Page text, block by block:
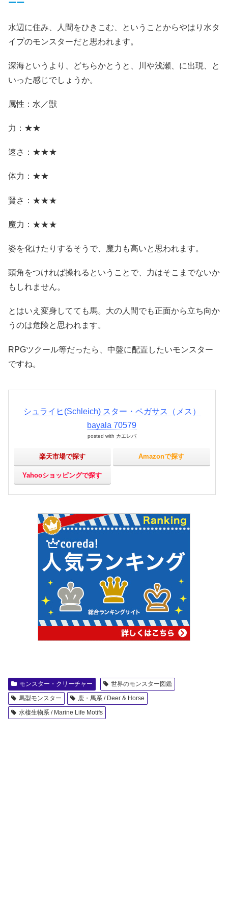
ーー
水辺に住み、人間をひきこむ、ということからやはり水タ
イプのモンスターだと思われます。
深海というより、どちらかとうと、川や浅瀬、に出現、と
いった感じでしょうか。
属性：水／獣
力：★★
速さ：★★★
体力：★★
賢さ：★★★
魔力：★★★
姿を化けたりするそうで、魔力も高いと思われます。
頭角をつければ操れるということで、力はそこまでないか
もしれません。
とはいえ変身してても馬。大の人間でも正面から立ち向か
うのは危険と思われます。
RPGツクール等だったら、中盤に配置したいモンスター
ですね。
シュライヒ(Schleich) スター・ペガサス（メス）
bayala 70579
posted with カエレバ
楽天市場で探す Amazonで探す
Yahooショッピングで探す
モンスター・クリーチャー
世界のモンスター図鑑
馬型モンスター
鹿・馬系 / Deer & Horse
水棲生物系 / Marine Life Motifs